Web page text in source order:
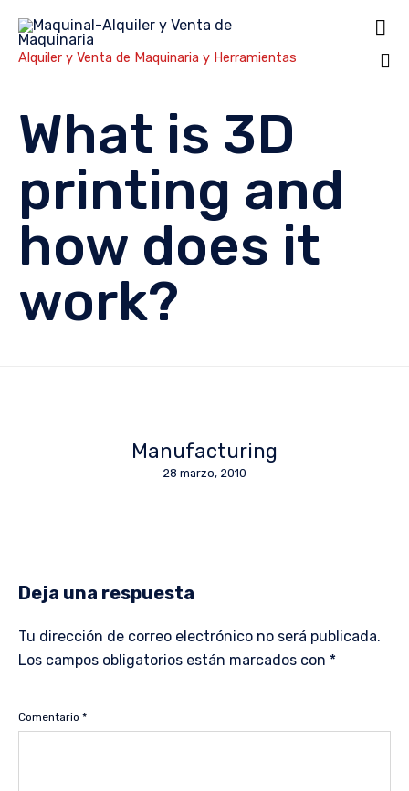
Alquiler y Venta de Maquinaria y Herramientas

What is 3D
printing and
how does it
work?
Manufacturing
28 marzo, 2010
Deja una respuesta
Tu dirección de correo electrónico no será publicada.
Los campos obligatorios están marcados con *
Comentario *